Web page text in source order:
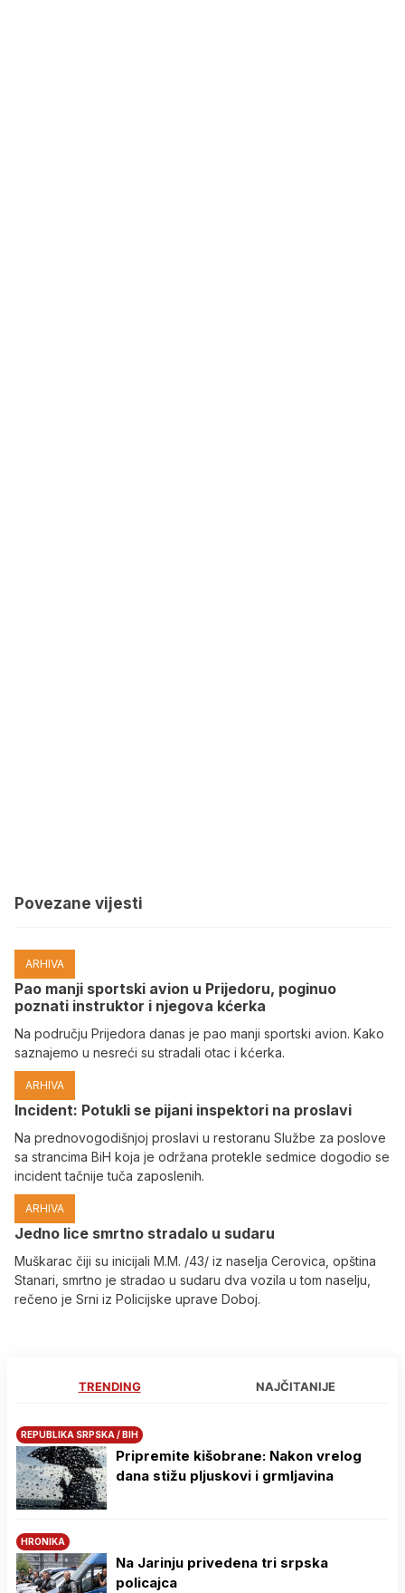
Povezane vijesti
ARHIVA
Pao manji sportski avion u Prijedoru, poginuo
poznati instruktor i njegova kćerka
Na području Prijedora danas je pao manji sportski avion. Kako
saznajemo u nesreći su stradali otac i kćerka.
ARHIVA
Incident: Potukli se pijani inspektori na proslavi
Na prednovogodišnjoj proslavi u restoranu Službe za poslove
sa strancima BiH koja je održana protekle sedmice dogodio se
incident tačnije tuča zaposlenih.
ARHIVA
Јedno lice smrtno stradalo u sudaru
Muškarac čiji su inicijali M.M. /43/ iz naselja Cerovica, opština
Stanari, smrtno je stradao u sudaru dva vozila u tom naselju,
rečeno je Srni iz Policijske uprave Doboj.
TRENDING NAJČITANIJE
REPUBLIKA SRPSKA / BIH
Pripremite kišobrane: Nakon vrelog
dana stižu pljuskovi i grmljavina
HRONIKA
Na Јarinju privedena tri srpska
policajca